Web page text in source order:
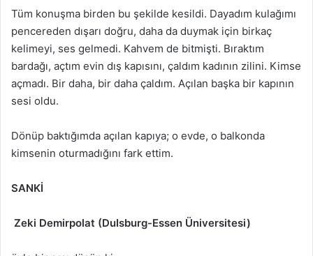
Tüm konuşma birden bu şekilde kesildi. Dayadım kulağımı
pencereden dışarı doğru, daha da duymak için birkaç
kelimeyi, ses gelmedi. Kahvem de bitmişti. Bıraktım
bardağı, açtım evin dış kapısını, çaldım kadının zilini. Kimse
açmadı. Bir daha, bir daha çaldım. Açılan başka bir kapının
sesi oldu.
Dönüp baktığımda açılan kapıya; o evde, o balkonda
kimsenin oturmadığını fark ettim.
SANKİ
Zeki Demirpolat (DuIsburg-Essen Üniversitesi)